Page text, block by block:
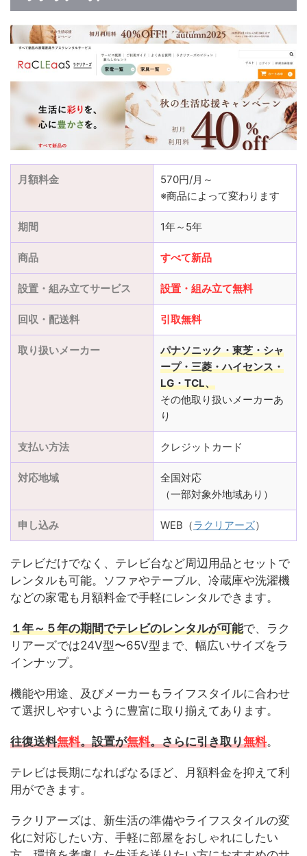
月額料金
570円/月～
※商品によって変わります
期間 1年～5年
商品 すべて新品
設置・組み立てサービス 設置 ・ 組み立て無料
回収・配送料 引取無料
取り扱いメーカー
パナソニック・東芝・シャ
ープ・三菱・ハイセンス・
LG・TCL、
その他取り扱いメーカーあ
り
支払い方法 クレジットカード
対応地域
全国対応
（一部対象外地域あり）
申し込み WEB（ラクリアーズ）
テレビだけでなく、テレビ台など周辺用品とセットで
レンタルも可能。ソファやテーブル、冷蔵庫や洗濯機
などの家電も月額料金で手軽にレンタルできます。
１年～５年の期間でテレビのレンタルが可能で、ラク
リアーズでは24V型〜65V型まで、幅広いサイズをラ
インナップ。
機能や用途、及びメーカーもライフスタイルに合わせ
て選択しやすいように豊富に取り揃えてあります。
往復送料無料。設置が無料。さらに引き取り無料。
テレビは長期になればなるほど、月額料金を抑えて利
用ができます。
ラクリアーズは、新生活の準備やライフスタイルの変
化に対応したい方、手軽に部屋をおしゃれにしたい